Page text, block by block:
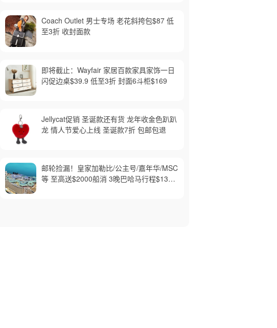
Coach Outlet 男士专场 老花斜挎包$87 低
至3折 收封面款
即将截止：Wayfair 家居百款家具家饰一日
闪促边桌$39.9 低至3折 封面6斗柜$169
Jellycat促销 圣诞款还有货 龙年收金色趴趴
龙 情人节爱心上线 圣诞款7折 包邮包退
邮轮捡漏！皇家加勒比/公主号/嘉年华/MSC
等 至高送$2000船消 3晚巴哈马行程$139